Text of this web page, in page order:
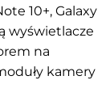
10+, Galaxy
wyświetlacze
na
kamery